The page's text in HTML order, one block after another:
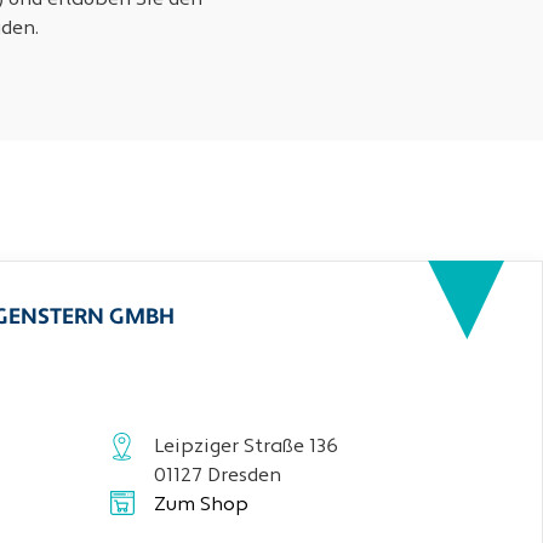
GMBH
Leipziger Straße 136
01127 Dresden
Zum Shop